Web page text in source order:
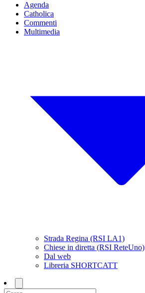
Agenda
Catholica
Commenti
Multimedia
Strada Regina (RSI LA1)
Chiese in diretta (RSI ReteUno)
Dal web
Libreria SHORTCATT